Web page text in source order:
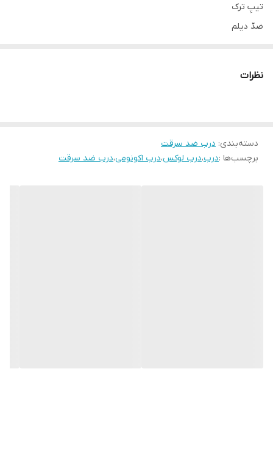
تیپِ ترک
ضدّ دیلم
قفلِ دو تکه کاله ترکیه ۵ سال ضمانت
نظرات
دسته‌بندی: درب ضد سرقت
برچسب‌ها :درب،درب لوکس،درب اکونومی،درب ضد سرقت